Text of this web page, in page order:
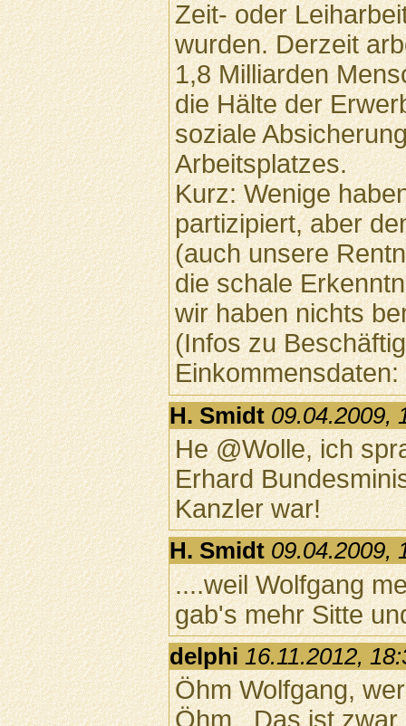
Zeit- oder
wurden. Derzeit
1,8 Milliarden
die Hälte der
soziale
Arbeitsplatzes.
Kurz: Wenige
partizipiert, aber
(auch unsere
die schale
wir haben nichts
(Infos zu
H. Smidt 09.04.2009,
He @Wolle, ich
Erhard
Kanzler war!
H. Smidt 09.04.2009,
....weil Wolfgang
gab's mehr Sitte
delphi 16.11.2012,
Öhm Wolfgang,
Öhm...Das ist